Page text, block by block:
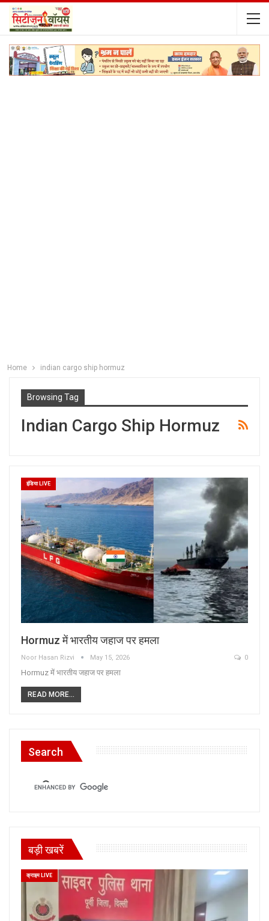
Home indian cargo ship hormuz
Browsing Tag
Indian Cargo Ship Hormuz
इंडिया LIVE
Hormuz में भारतीय जहाज पर हमला
Noor Hasan Rizvi May 15, 2026 0
Hormuz में भारतीय जहाज पर हमला
READ MORE...
Search
बड़ी खबरें
क्राइम LIVE